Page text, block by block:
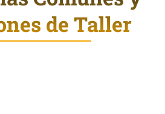
de Taller